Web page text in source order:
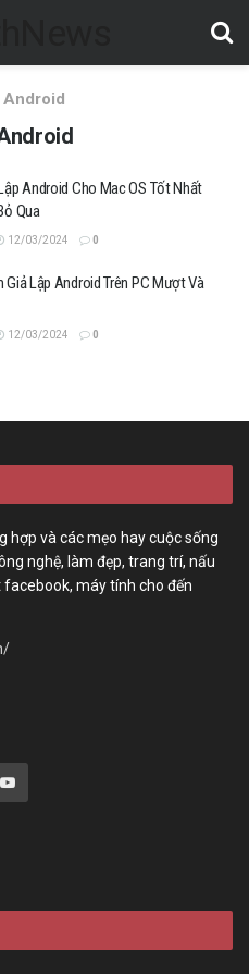
Android
Android Cho Mac OS Tốt Nhất
Qua
12/03/2024 0
Giả Lập Android Trên PC Mượt Và
12/03/2024 0
hợp và các mẹo hay cuộc sống
nghệ, làm đẹp, trang trí, nấu
máy tính cho đến